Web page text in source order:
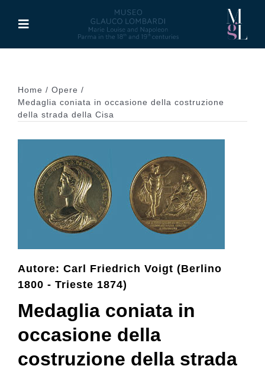
contentToggle
Activities
Marie Louise of Austria
Glauco Lombardi
Palazzo di Riserva
Contacts and tickets
Home
Opere
Medaglia coniata in occasione della costruzione
della strada della Cisa
Autore: Carl Friedrich Voigt (Berlino
1800 - Trieste 1874)
Medaglia coniata in
occasione della
costruzione della strada